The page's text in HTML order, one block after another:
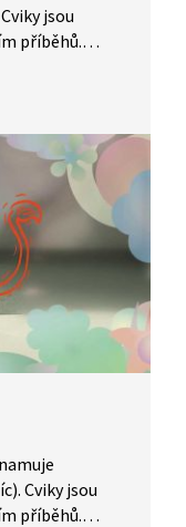
jsou
příběhů.
Cviky jsou
příběhů.